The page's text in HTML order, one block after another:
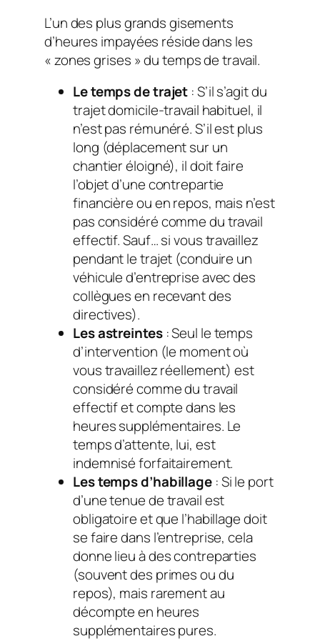
L’un des plus grands gisements
d’heures impayées réside dans les
« zones grises » du temps de travail.
Le temps de trajet : S’il s’agit du
trajet domicile-travail habituel, il
n’est pas rémunéré. S’il est plus
long (déplacement sur un
chantier éloigné), il doit faire
l’objet d’une contrepartie
financière ou en repos, mais n’est
pas considéré comme du travail
effectif. Sauf… si vous travaillez
pendant le trajet (conduire un
véhicule d’entreprise avec des
collègues en recevant des
directives).
Les astreintes: Seul le temps
d’intervention (le moment où
vous travaillez réellement) est
considéré comme du travail
effectif et compte dans les
heures supplémentaires. Le
temps d’attente, lui, est
indemnisé forfaitairement.
Les temps d’habillage: Si le port
d’une tenue de travail est
obligatoire et que l’habillage doit
se faire dans l’entreprise, cela
donne lieu à des contreparties
(souvent des primes ou du
repos), mais rarement au
décompte en heures
supplémentaires pures.